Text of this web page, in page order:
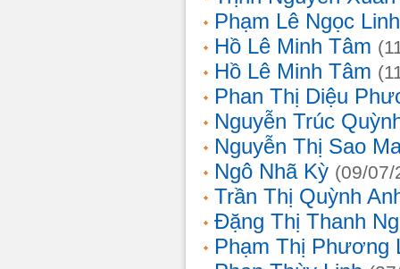
Phạm Lê Ngọc Linh
Hồ Lê Minh Tâm
Hồ Lê Minh Tâm
Phan Thị Diệu
Nguyễn Trúc
Nguyễn Thị Sao
Ngô Nhã Kỳ (09/07/
Trần Thị Quỳnh
Đặng Thị Thanh
Phạm Thị Phương